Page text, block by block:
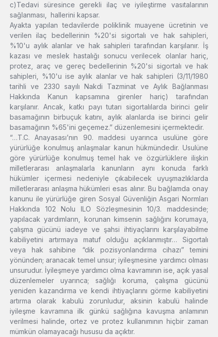
c)Tedavi süresince gerekli ilaç ve iyileştirme vasıtalarının
sağlanması, hallerini kapsar.
Ayakta yapılan tedavilerde poliklinik muayene ücretinin ve
verilen ilaç bedellerinin %20'si sigortalı ve hak sahipleri,
%10'u aylık alanlar ve hak sahipleri tarafından karşılanır. İş
kazası ve meslek hastalığı sonucu verilecek olanlar hariç,
protez, araç ve gereç bedellerinin %20'si sigortalı ve hak
sahipleri, %10'u ise aylık alanlar ve hak sahipleri (3/11/1980
tarihli ve 2330 sayılı Nakdi Tazminat ve Aylık Bağlanması
Hakkında Kanun kapsamına girenler hariç) tarafından
karşılanır. Ancak, katkı payı tutarı sigortalılarda birinci gelir
basamağının birbuçuk katını, aylık alanlarda ise birinci gelir
basamağının %65'ini geçemez.” düzenlemesini içermektedir.
“…T.C. Anayasası’nın 90. maddesi uyarınca usulüne göre
yürürlüğe konulmuş anlaşmalar kanun hükmündedir. Usulüne
göre yürürlüğe konulmuş temel hak ve özgürlüklere ilişkin
milletlerarası anlaşmalarla kanunların aynı konuda farklı
hükümler içermesi nedeniyle çıkabilecek uyuşmazlıklarda
milletlerarası anlaşma hükümleri esas alınır. Bu bağlamda onay
kanunu ile yürürlüğe giren Sosyal Güvenliğin Asgari Normları
Hakkında 102 Nolu ILO Sözleşmesinin 10/3. maddesinde;
yapılacak yardımların, korunan kimsenin sağlığını korumaya,
çalışma gücünü iadeye ve şahsi ihtiyaçlarını karşılayabilme
kabiliyetini artırmaya matuf olduğu açıklanmıştır… Sigortalı
veya hak sahibine “dik pozisyonlandırma cihazı” temini
yönünden; aranacak temel unsur; iyileşmesine yardımcı olması
unsurudur. İyileşmeye yardımcı olma kavramının ise, açık yasal
düzenlemeler uyarınca; sağlığı koruma, çalışma gücünü
yeniden kazandırma ve kendi ihtiyaçlarını görme kabiliyetini
artırma olarak kabulü zorunludur, aksinin kabulü halinde
iyileşme kavramına ilk günkü sağlığına kavuşma anlamının
verilmesi halinde, ortez ve protez kullanımının hiçbir zaman
mümkün olamayacağı hususu da açıktır.